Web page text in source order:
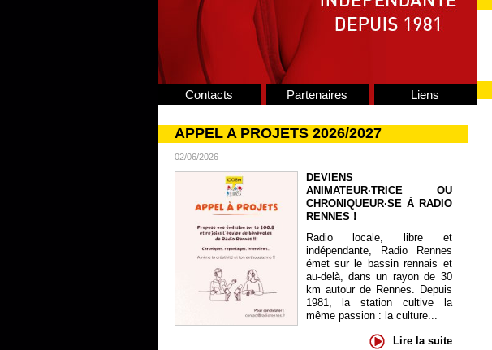
Contacts Partenaires Liens
APPEL A PROJETS 2026/2027
02/06/2026
DEVIENS
ANIMATEUR·TRICE OU
CHRONIQUEUR·SE À RADIO
RENNES !
Radio locale, libre et
indépendante, Radio Rennes
émet sur le bassin rennais et
au-delà, dans un rayon de 30
km autour de Rennes. Depuis
1981, la station cultive la
même passion : la culture...
Lire la suite